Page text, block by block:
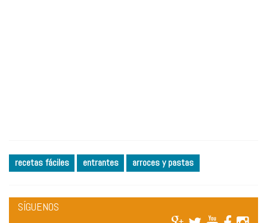
recetas fáciles entrantes arroces y pastas
SÍGUENOS